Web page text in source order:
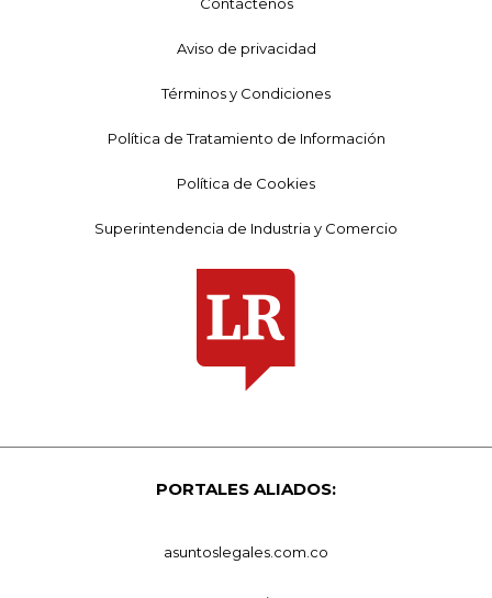
Aviso de privacidad
Términos y Condiciones
Política de Tratamiento de Información
Política de Cookies
Superintendencia de Industria y Comercio
PORTALES ALIADOS:
asuntoslegales.com.co